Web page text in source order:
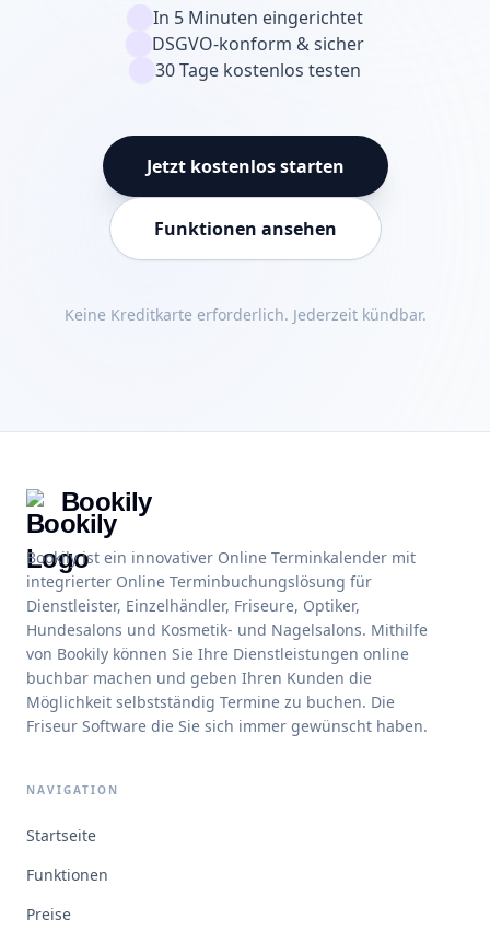
In 5 Minuten eingerichtet
DSGVO-konform & sicher
30 Tage kostenlos testen
Jetzt kostenlos starten
Funktionen ansehen
Keine Kreditkarte erforderlich. Jederzeit kündbar.
Bookily
Bookily ist ein innovativer Online Terminkalender mit
integrierter Online Terminbuchungslösung für
Dienstleister, Einzelhändler, Friseure, Optiker,
Hundesalons und Kosmetik- und Nagelsalons. Mithilfe
von Bookily können Sie Ihre Dienstleistungen online
buchbar machen und geben Ihren Kunden die
Möglichkeit selbstständig Termine zu buchen. Die
Friseur Software die Sie sich immer gewünscht haben.
NAVIGATION
Startseite
Funktionen
Preise